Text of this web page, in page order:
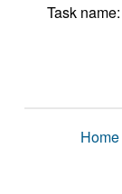
Task name:
Home